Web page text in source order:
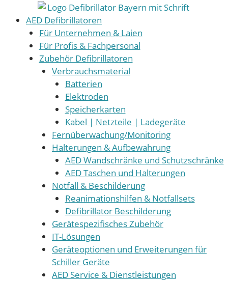
Inhalt
springen
AED Defibrillatoren
Für Unternehmen & Laien
Für Profis & Fachpersonal
Zubehör Defibrillatoren
Verbrauchsmaterial
Batterien
Elektroden
Speicherkarten
Kabel | Netzteile | Ladegeräte
Fernüberwachung/Monitoring
Halterungen & Aufbewahrung
AED Wandschränke und Schutzschränke
AED Taschen und Halterungen
Notfall & Beschilderung
Reanimationshilfen & Notfallsets
Defibrillator Beschilderung
Gerätespezifisches Zubehör
IT-Lösungen
Geräteoptionen und Erweiterungen für
Schiller Geräte
AED Service & Dienstleistungen